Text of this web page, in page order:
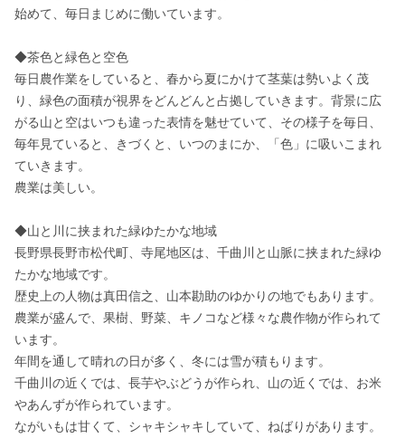
始めて、毎日まじめに働いています。
◆茶色と緑色と空色
毎日農作業をしていると、春から夏にかけて茎葉は勢いよく茂
り、緑色の面積が視界をどんどんと占拠していきます。背景に広
がる山と空はいつも違った表情を魅せていて、その様子を毎日、
毎年見ていると、きづくと、いつのまにか、「色」に吸いこまれ
ていきます。
農業は美しい。
◆山と川に挟まれた緑ゆたかな地域
長野県長野市松代町、寺尾地区は、千曲川と山脈に挟まれた緑ゆ
たかな地域です。
歴史上の人物は真田信之、山本勘助のゆかりの地でもあります。
農業が盛んで、果樹、野菜、キノコなど様々な農作物が作られて
います。
年間を通して晴れの日が多く、冬には雪が積もります。
千曲川の近くでは、長芋やぶどうが作られ、山の近くでは、お米
やあんずが作られています。
ながいもは甘くて、シャキシャキしていて、ねばりがあります。